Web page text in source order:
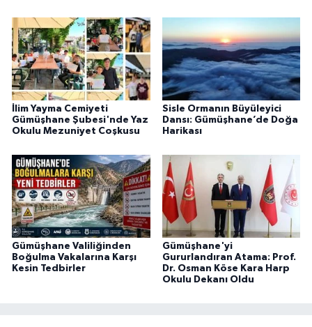
İlim Yayma Cemiyeti
Gümüşhane Şubesi'nde Yaz
Okulu Mezuniyet Coşkusu
Sisle Ormanın Büyüleyici
Dansı: Gümüşhane’de Doğa
Harikası
Gümüşhane Valiliğinden
Boğulma Vakalarına Karşı
Kesin Tedbirler
Gümüşhane'yi
Gururlandıran Atama: Prof.
Dr. Osman Köse Kara Harp
Okulu Dekanı Oldu